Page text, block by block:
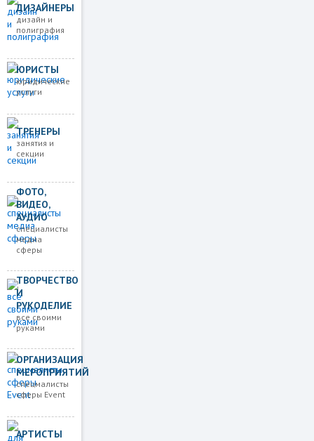
ДИЗАЙНЕРЫ
дизайн и
полиграфия
ЮРИСТЫ
юридические
услуги
ТРЕНЕРЫ
занятия и
секции
ФОТО,
ВИДЕО,
АУДИО
специалисты
медиа
сферы
ТВОРЧЕСТВО
И
РУКОДЕЛИЕ
все своими
руками
ОРГАНИЗАЦИЯ
МЕРОПРИЯТИЙ
спецмалисты
сферы Event
АРТИСТЫ